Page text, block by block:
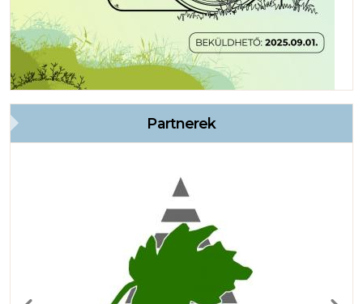
Partnerek